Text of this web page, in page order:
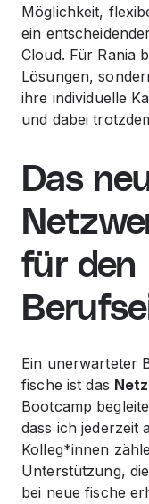
Möglichkeit,
ein
Cloud. Für Rania
Lösungen,
ihre individuelle
und dabei
Das
für den
Ein unerwarteter
fische ist das
Bootcamp
dass ich jederzeit
Kolleg*innen
Unterstützung,
bei neue fische